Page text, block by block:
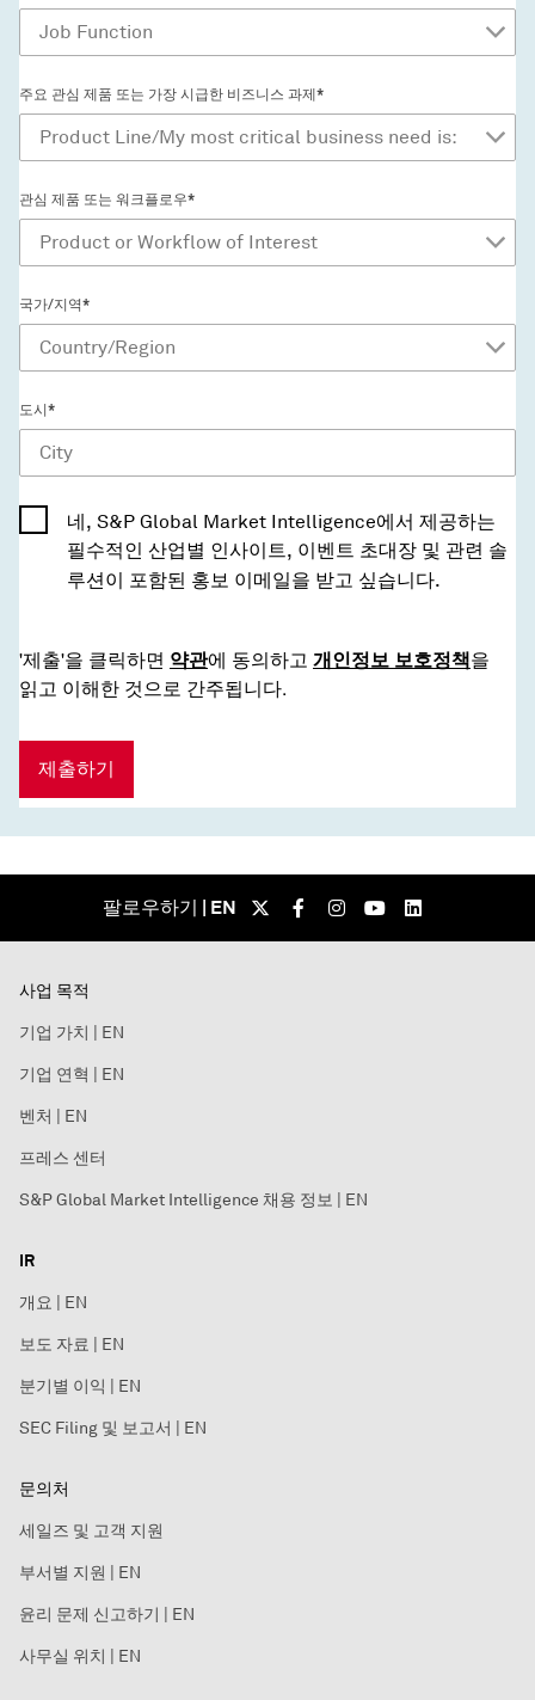
주요 관심 제품 또는 가장 시급한 비즈니스 과제*
관심 제품 또는 워크플로우*
국가/지역*
도시*
네, S&P Global Market Intelligence에서 제공하는
필수적인 산업별 인사이트, 이벤트 초대장 및 관련 솔
루션이 포함된 홍보 이메일을 받고 싶습니다.
'제출'을 클릭하면 약관에 동의하고 개인정보 보호정책을
읽고 이해한 것으로 간주됩니다.
제출하기
팔로우하기 | EN
사업 목적
기업 가치 | EN
기업 연혁 | EN
벤처 | EN
프레스 센터
S&P Global Market Intelligence 채용 정보 | EN
IR
개요 | EN
보도 자료 | EN
분기별 이익 | EN
SEC Filing 및 보고서 | EN
문의처
세일즈 및 고객 지원
부서별 지원 | EN
윤리 문제 신고하기 | EN
사무실 위치 | EN